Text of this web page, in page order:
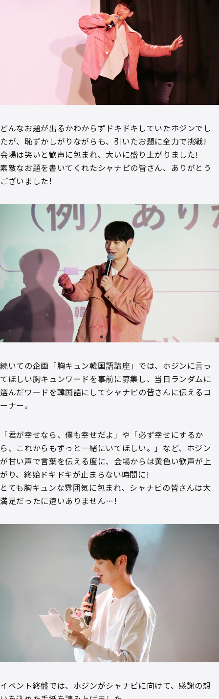
どんなお題が出るかわからずドキドキしていたホジンでし
たが、恥ずかしがりながらも、引いたお題に全力で挑戦!
会場は笑いと歓声に包まれ、大いに盛り上がりました!
素敵なお題を書いてくれたシャナピの皆さん、ありがとう
ございました!
続いての企画「胸キュン韓国語講座」では、ホジンに言っ
てほしい胸キュンワードを事前に募集し、当日ランダムに
選んだワードを韓国語にしてシャナピの皆さんに伝えるコ
ーナー。
「君が幸せなら、僕も幸せだよ」や「必ず幸せにするか
ら、これからもずっと一緒にいてほしい。」など、ホジン
が甘い声で言葉を伝える度に、会場からは黄色い歓声が上
がり、終始ドキドキが止まらない時間に!
とても胸キュンな雰囲気に包まれ、シャナピの皆さんは大
満足だったに違いありません…!
イベント終盤では、ホジンがシャナピに向けて、感謝の想